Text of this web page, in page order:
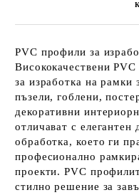
PVC профили за
Висококачествени
за изработка на рамки
пъзели, гоблени,
декоративни
отличават с елегантен
обработка, което ги
професионално
проекти. PVC
стилно решение за